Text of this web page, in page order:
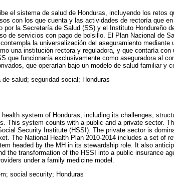
el sistema de salud de Honduras, incluyendo los retos
con los que cuenta y las actividades de rectoría que
por la Secretaría de Salud (SS) y el Instituto Hondureño
de servicios con pago de bolsillo. El Plan Nacional de
la universalización del aseguramiento mediante
una institución rectora y reguladora, y que contaría
que funcionaría exclusivamente como aseguradora al
que operarían bajo un modelo de salud familiar y
de salud; seguridad social; Honduras
system of Honduras, including its challenges,
This system counts with a public and a private sector.
Security Institute (HSSI). The private sector is
The National Health Plan 2010-2014 includes a set of
headed by the MH in its stewardship role. It also
the transformation of the HSSI into a public insurance
under a family medicine model.
social security; Honduras